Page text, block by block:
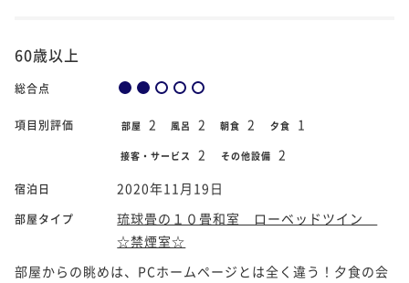
60歳以上
総合点
項目別評価 部屋 2 風呂 2 朝食 2 夕食 1
接客・サービス 2 その他設備 2
宿泊日 2020年11月19日
部屋タイプ
琉球畳の１０畳和室 ローベッドツイン
☆禁煙室☆
部屋からの眺めは、PCホームページとは全く違う！夕食の会